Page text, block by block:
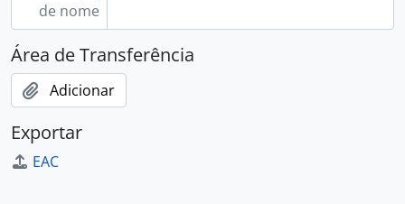
de nome
Área de Transferência
Adicionar
Exportar
EAC